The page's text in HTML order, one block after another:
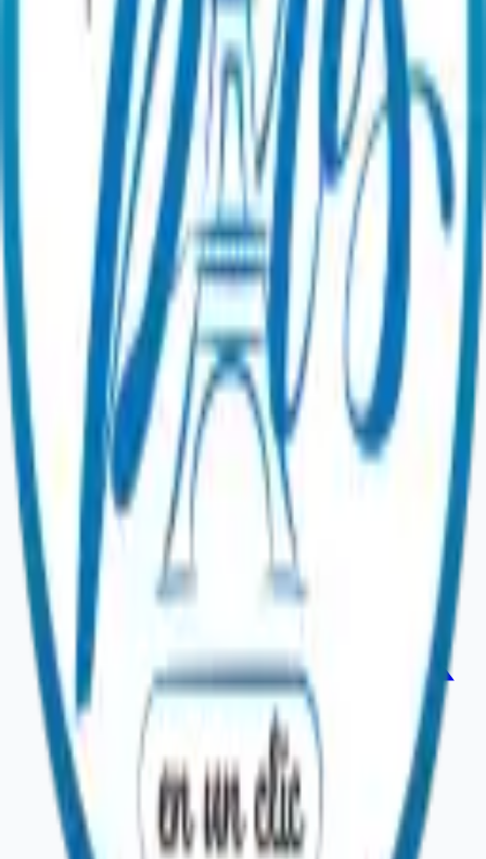
Condiciones Generales de Venta Aviso legalPolítica de
privacidad Política de gestión de reseñas
Preferencias de cookies
Paris en un Clic. Todos los derechos
reservados.